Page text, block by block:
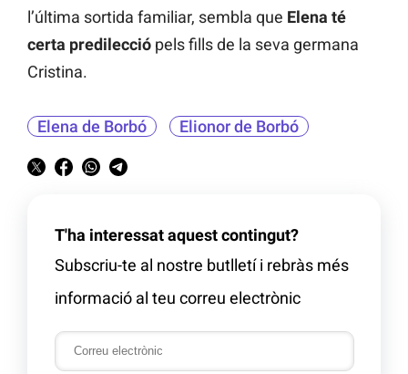
l’última sortida familiar, sembla que Elena té
certa predilecció pels fills de la seva germana
Cristina.
Elena de Borbó Elionor de Borbó
T'ha interessat aquest contingut?
Subscriu-te al nostre butlletí i rebràs més
informació al teu correu electrònic